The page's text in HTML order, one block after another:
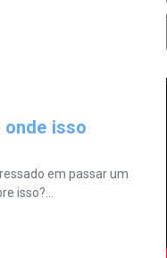
onde isso
em passar um
isso?...